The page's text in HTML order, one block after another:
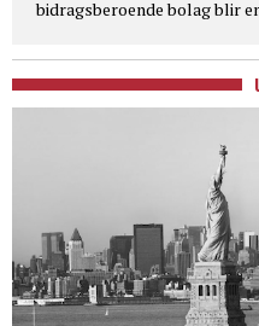
bidragsberoende bolag blir